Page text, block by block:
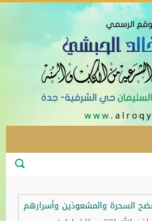
السحرة والمشعوذين وأسرارهم